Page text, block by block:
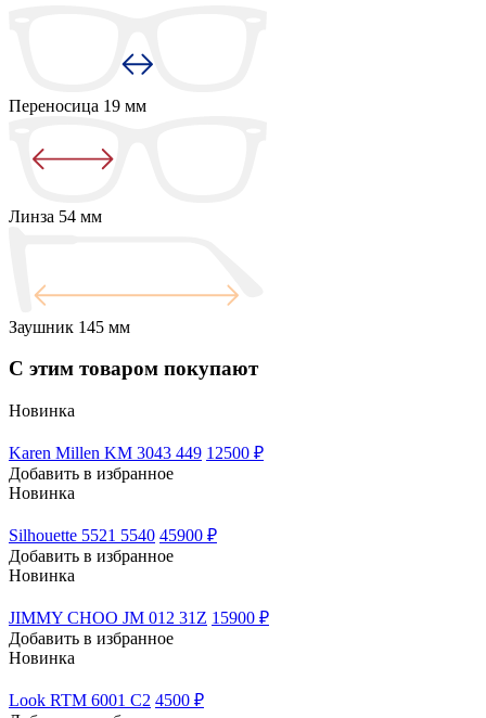
Переносица 19 мм
Линза 54 мм
Заушник 145 мм
С этим товаром покупают
Новинка
Karen Millen KM 3043 449 12500 ₽
Добавить в избранное
Новинка
Silhouette 5521 5540 45900 ₽
Добавить в избранное
Новинка
JIMMY CHOO JM 012 31Z 15900 ₽
Добавить в избранное
Новинка
Look RTM 6001 C2 4500 ₽